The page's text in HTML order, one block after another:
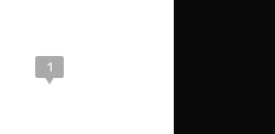
1